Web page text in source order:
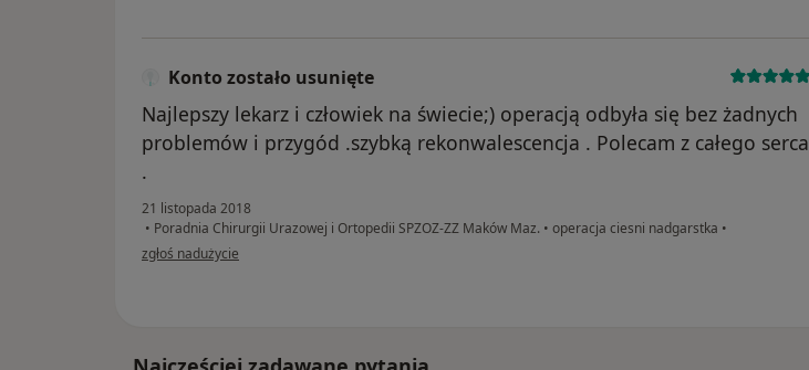
Konto zostało usunięte
Najlepszy lekarz i człowiek na świecie;) operacją odbyła się bez żadnych
problemów i przygód .szybką rekonwalescencja . Polecam z całego serca
.
21 listopada 2018
• Poradnia Chirurgii Urazowej i Ortopedii SPZOZ-ZZ Maków Maz. • operacja ciesni nadgarstka •
w opinii użytkownika Konto zostało usunięte
zgłoś nadużycie